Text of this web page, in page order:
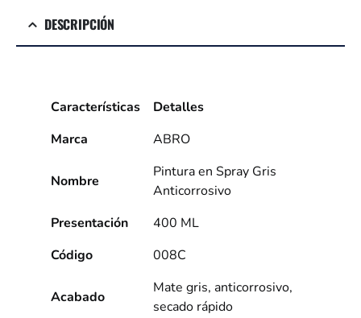
DESCRIPCIÓN
Características
Detalles
Marca
ABRO
Nombre
Pintura en Spray Gris
Anticorrosivo
Presentación
400 ML
Código
008C
Acabado
Mate gris, anticorrosivo,
secado rápido